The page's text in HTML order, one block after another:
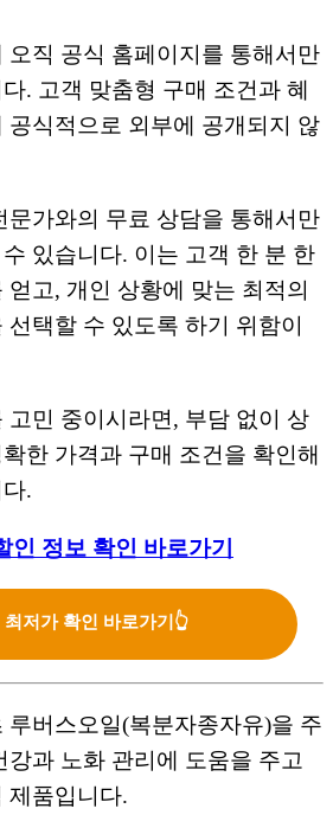
오직 공식 홈페이지를 통해서만
. 고객 맞춤형 구매 조건과 혜
공식적으로 외부에 공개되지 않
문가와의 무료 상담을 통해서만
있습니다. 이는 고객 한 분 한
고, 개인 상황에 맞는 최적의
택할 수 있도록 하기 위함이
고민 중이시라면, 부담 없이 상
한 가격과 구매 조건을 확인해
.
인 정보 확인 바로가기
최저가 확인 바로가기👆
루버스오일(복분자종자유)을 주
강과 노화 관리에 도움을 주고
제품입니다.